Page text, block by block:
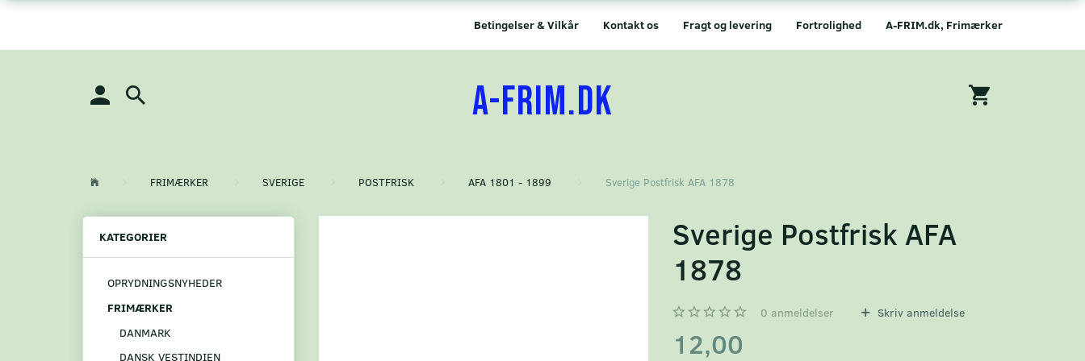
A-FRIM.dk, Frimærker
Fortrolighed
Fragt og levering
Kontakt os
Betingelser & Vilkår
A-FRIM.DK
FRIMÆRKER SVERIGE POSTFRISK AFA 1801 - 1899 Sverige Postfrisk AFA 1878
KATEGORIER
OPRYDNINGSNYHEDER
FRIMÆRKER
DANMARK
DANSK VESTINDIEN
Sverige Postfrisk AFA
1878
0 anmeldelser Skriv anmeldelse
12,00